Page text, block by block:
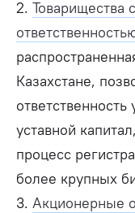
2. Товарищества
Казахстане,
уставной
процесс
более крупных
3. Акционерные